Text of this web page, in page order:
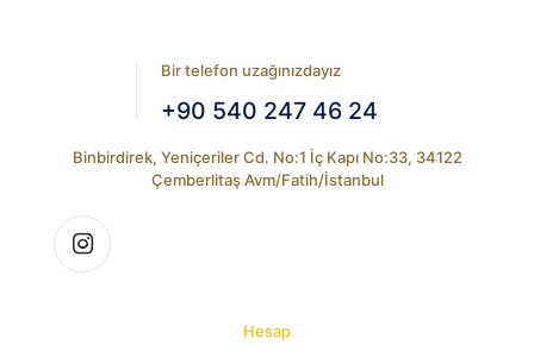
Bir telefon uzağınızdayız
+90 540 247 46 24
Binbirdirek, Yeniçeriler Cd. No:1 İç Kapı No:33, 34122
Çemberlitaş Avm/Fatih/İstanbul
Hesap